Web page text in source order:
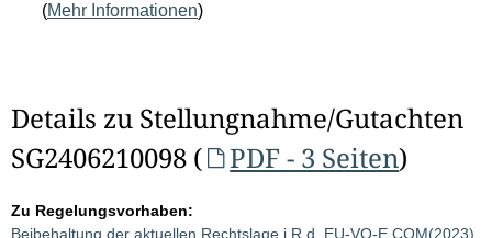
(Mehr Informationen)
Details zu Stellungnahme/Gutachten
SG2406210098 (
PDF - 3 Seiten)
Zu Regelungsvorhaben:
Beibehaltung der aktuellen Rechtslage i.R.d. EU-VO-E COM(2023)